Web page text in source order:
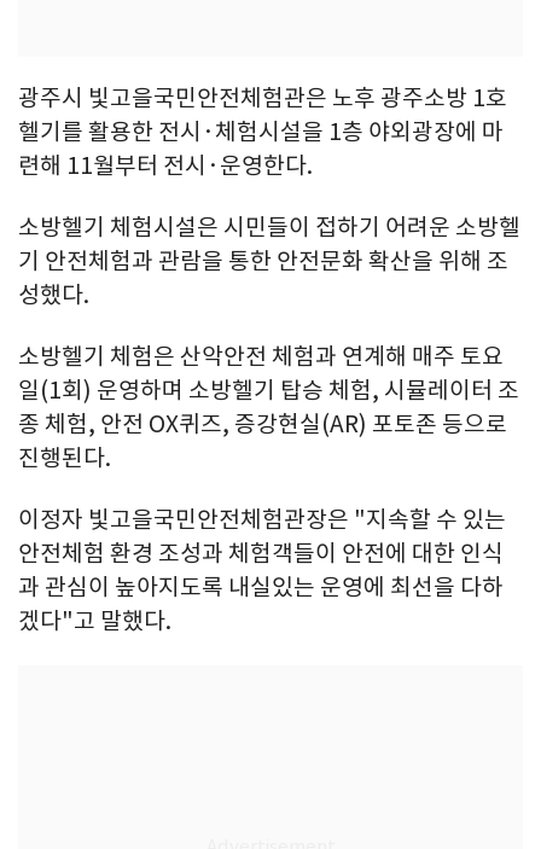
광주시 빛고을국민안전체험관은 노후 광주소방 1호
헬기를 활용한 전시·체험시설을 1층 야외광장에 마
련해 11월부터 전시·운영한다.
소방헬기 체험시설은 시민들이 접하기 어려운 소방헬
기 안전체험과 관람을 통한 안전문화 확산을 위해 조
성했다.
소방헬기 체험은 산악안전 체험과 연계해 매주 토요
일(1회) 운영하며 소방헬기 탑승 체험, 시뮬레이터 조
종 체험, 안전 OX퀴즈, 증강현실(AR) 포토존 등으로
진행된다.
이정자 빛고을국민안전체험관장은 "지속할 수 있는
안전체험 환경 조성과 체험객들이 안전에 대한 인식
과 관심이 높아지도록 내실있는 운영에 최선을 다하
겠다"고 말했다.